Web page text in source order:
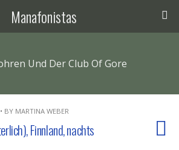
Manafonistas
Und Der Club Of Gore
BY MARTINA WEBER
Finnland, nachts